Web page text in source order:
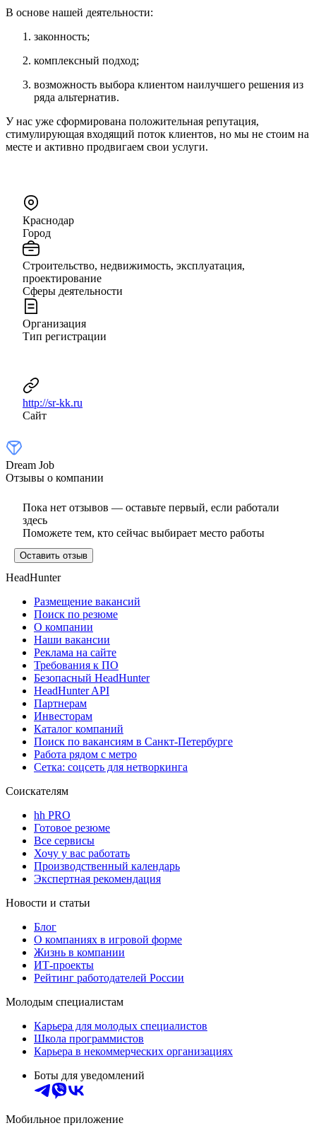
В основе нашей деятельности:
законность;
комплексный подход;
возможность выбора клиентом наилучшего решения из
ряда альтернатив.
У нас уже сформирована положительная репутация,
стимулирующая входящий поток клиентов, но мы не стоим на
месте и активно продвигаем свои услуги.
Краснодар
Город
Строительство, недвижимость, эксплуатация,
проектирование
Сферы деятельности
Организация
Тип регистрации
http://sr-kk.ru
Сайт
Dream Job
Отзывы о компании
Пока нет отзывов — оставьте первый, если работали
здесь
Поможете тем, кто сейчас выбирает место работы
Оставить отзыв
HeadHunter
Размещение вакансий
Поиск по резюме
О компании
Наши вакансии
Реклама на сайте
Требования к ПО
Безопасный HeadHunter
HeadHunter API
Партнерам
Инвесторам
Каталог компаний
Поиск по вакансиям в Санкт-Петербурге
Работа рядом с метро
Сетка: соцсеть для нетворкинга
Соискателям
hh PRO
Готовое резюме
Все сервисы
Хочу у вас работать
Производственный календарь
Экспертная рекомендация
Новости и статьи
Блог
О компаниях в игровой форме
Жизнь в компании
ИТ-проекты
Рейтинг работодателей России
Молодым специалистам
Карьера для молодых специалистов
Школа программистов
Карьера в некоммерческих организациях
Боты для уведомлений
Мобильное приложение